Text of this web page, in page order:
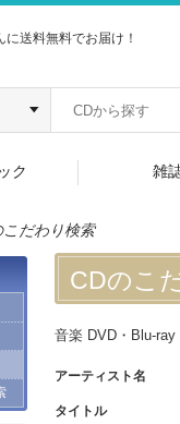
送料無料でお届け！
ク 雑
こだわり検索
CDのこ
音楽 DVD・Blu-
アーティスト名
タイトル